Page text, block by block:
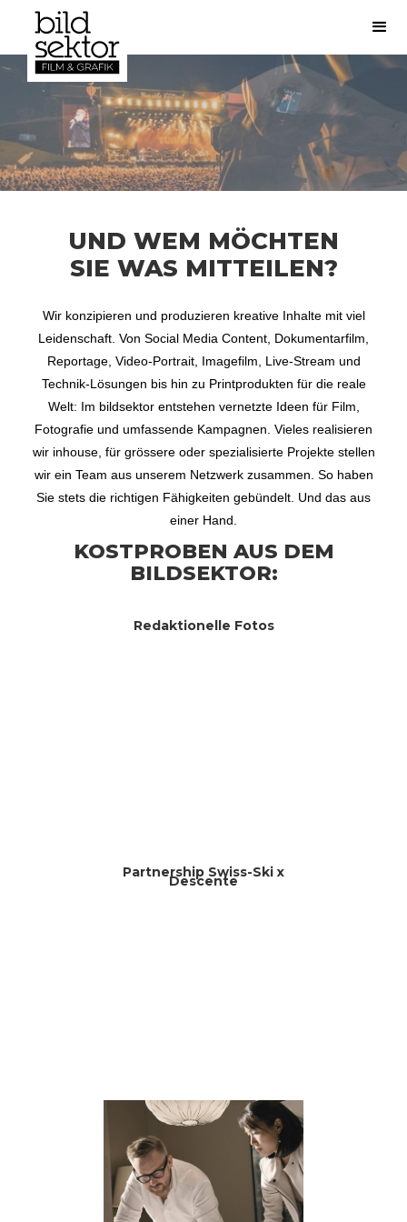
UND WEM MÖCHTEN
SIE WAS MITTEILEN?
Wir konzipieren und produzieren kreative Inhalte mit viel
Leidenschaft. Von Social Media Content, Dokumentarfilm,
Reportage, Video-Portrait, Imagefilm, Live-Stream und
Technik-Lösungen bis hin zu Printprodukten für die reale
Welt: Im bildsektor entstehen vernetzte Ideen für Film,
Fotografie und umfassende Kampagnen. Vieles realisieren
wir inhouse, für grössere oder spezialisierte Projekte stellen
wir ein Team aus unserem Netzwerk zusammen. So haben
Sie stets die richtigen Fähigkeiten gebündelt. Und das aus
einer Hand.
KOSTPROBEN AUS DEM
BILDSEKTOR:
Redaktionelle Fotos
Partnership Swiss-Ski x
Descente